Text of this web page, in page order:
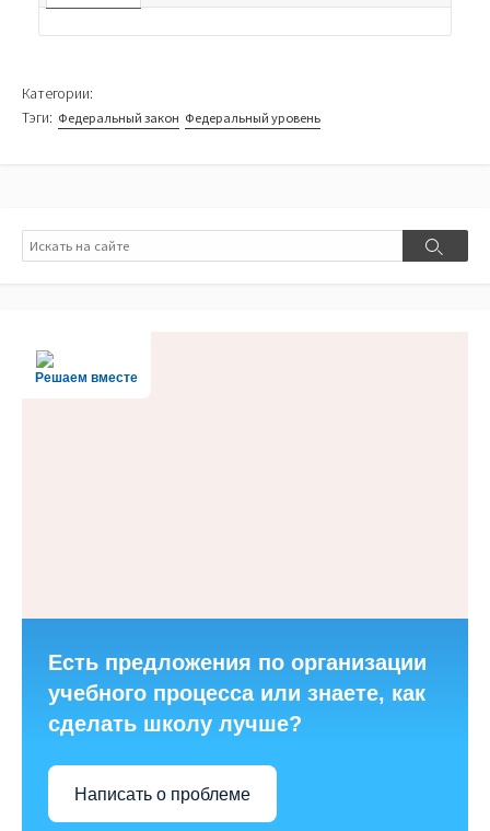
Категории:
Тэги: Федеральный закон Федеральный уровень
Поиск
Поиск
Решаем вместе
Есть предложения по организации
учебного процесса или знаете, как
сделать школу лучше?
Написать о проблеме